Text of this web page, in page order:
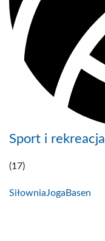
Sport i rekreacja
(17)
SiłowniaJoga Basen